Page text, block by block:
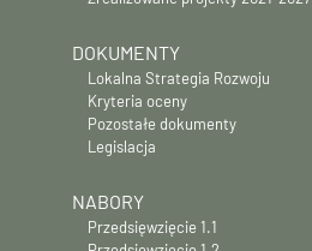
DOKUMENTY
Lokalna Strategia Rozwoju
Kryteria oceny
Pozostałe dokumenty
Legislacja
NABORY
Przedsięwzięcie 1.1